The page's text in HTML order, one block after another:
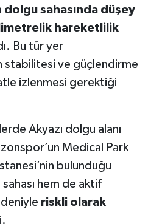
sahasında düşey
hareketlilik
Bu tür yer
stabilitesi ve güçlendirme
izlenmesi gerektiği
Akyazı dolgu alanı
Medical Park
bulunduğu
hem de aktif
riskli olarak